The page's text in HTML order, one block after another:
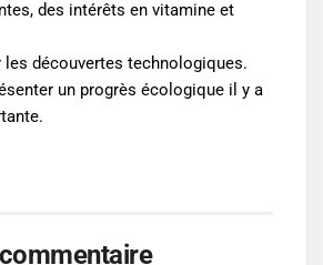
des intérêts en vitamine et
les découvertes technologiques.
un progrès écologique il y a